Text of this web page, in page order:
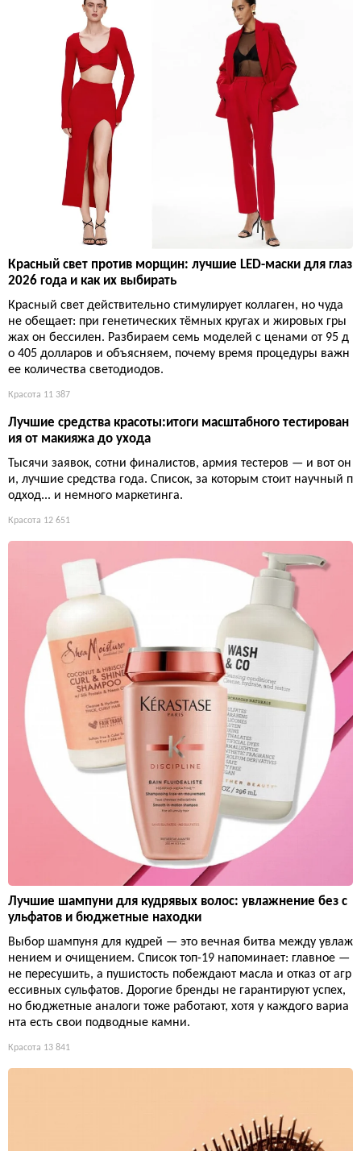
Красный свет против морщин: лучшие LED-маски для глаз
2026 года и как их выбирать
Красный свет действительно стимулирует коллаген, но чуда
не обещает: при генетических тёмных кругах и жировых гры
жах он бессилен. Разбираем семь моделей с ценами от 95 д
о 405 долларов и объясняем, почему время процедуры важн
ее количества светодиодов.
Красота 11 387
Лучшие средства красоты:итоги масштабного тестирован
ия от макияжа до ухода
Тысячи заявок, сотни финалистов, армия тестеров — и вот он
и, лучшие средства года. Список, за которым стоит научный п
одход... и немного маркетинга.
Красота 12 651
Лучшие шампуни для кудрявых волос: увлажнение без с
ульфатов и бюджетные находки
Выбор шампуня для кудрей — это вечная битва между увлаж
нением и очищением. Список топ-19 напоминает: главное —
не пересушить, а пушистость побеждают масла и отказ от агр
ессивных сульфатов. Дорогие бренды не гарантируют успех,
но бюджетные аналоги тоже работают, хотя у каждого вариа
нта есть свои подводные камни.
Красота 13 841